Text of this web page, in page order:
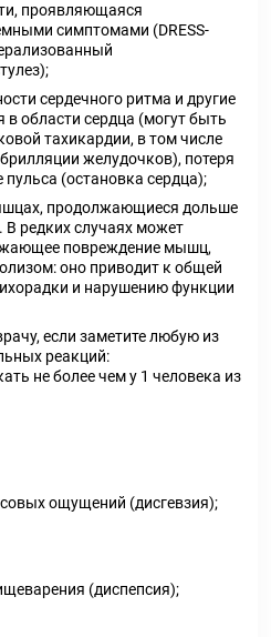
проявляющаяся
симптомами (DRЕSS-
сердечного ритма и другие
области сердца (могут быть
тахикардии, в том числе
желудочков), потеря
пульса (остановка сердца);
продолжающиеся дольше
редких случаях может
повреждение мышц,
оно приводит к общей
и нарушению функции
если заметите любую из
реакций:
не более чем у 1 человека из
ощущений (дисгевзия);
(диспепсия);